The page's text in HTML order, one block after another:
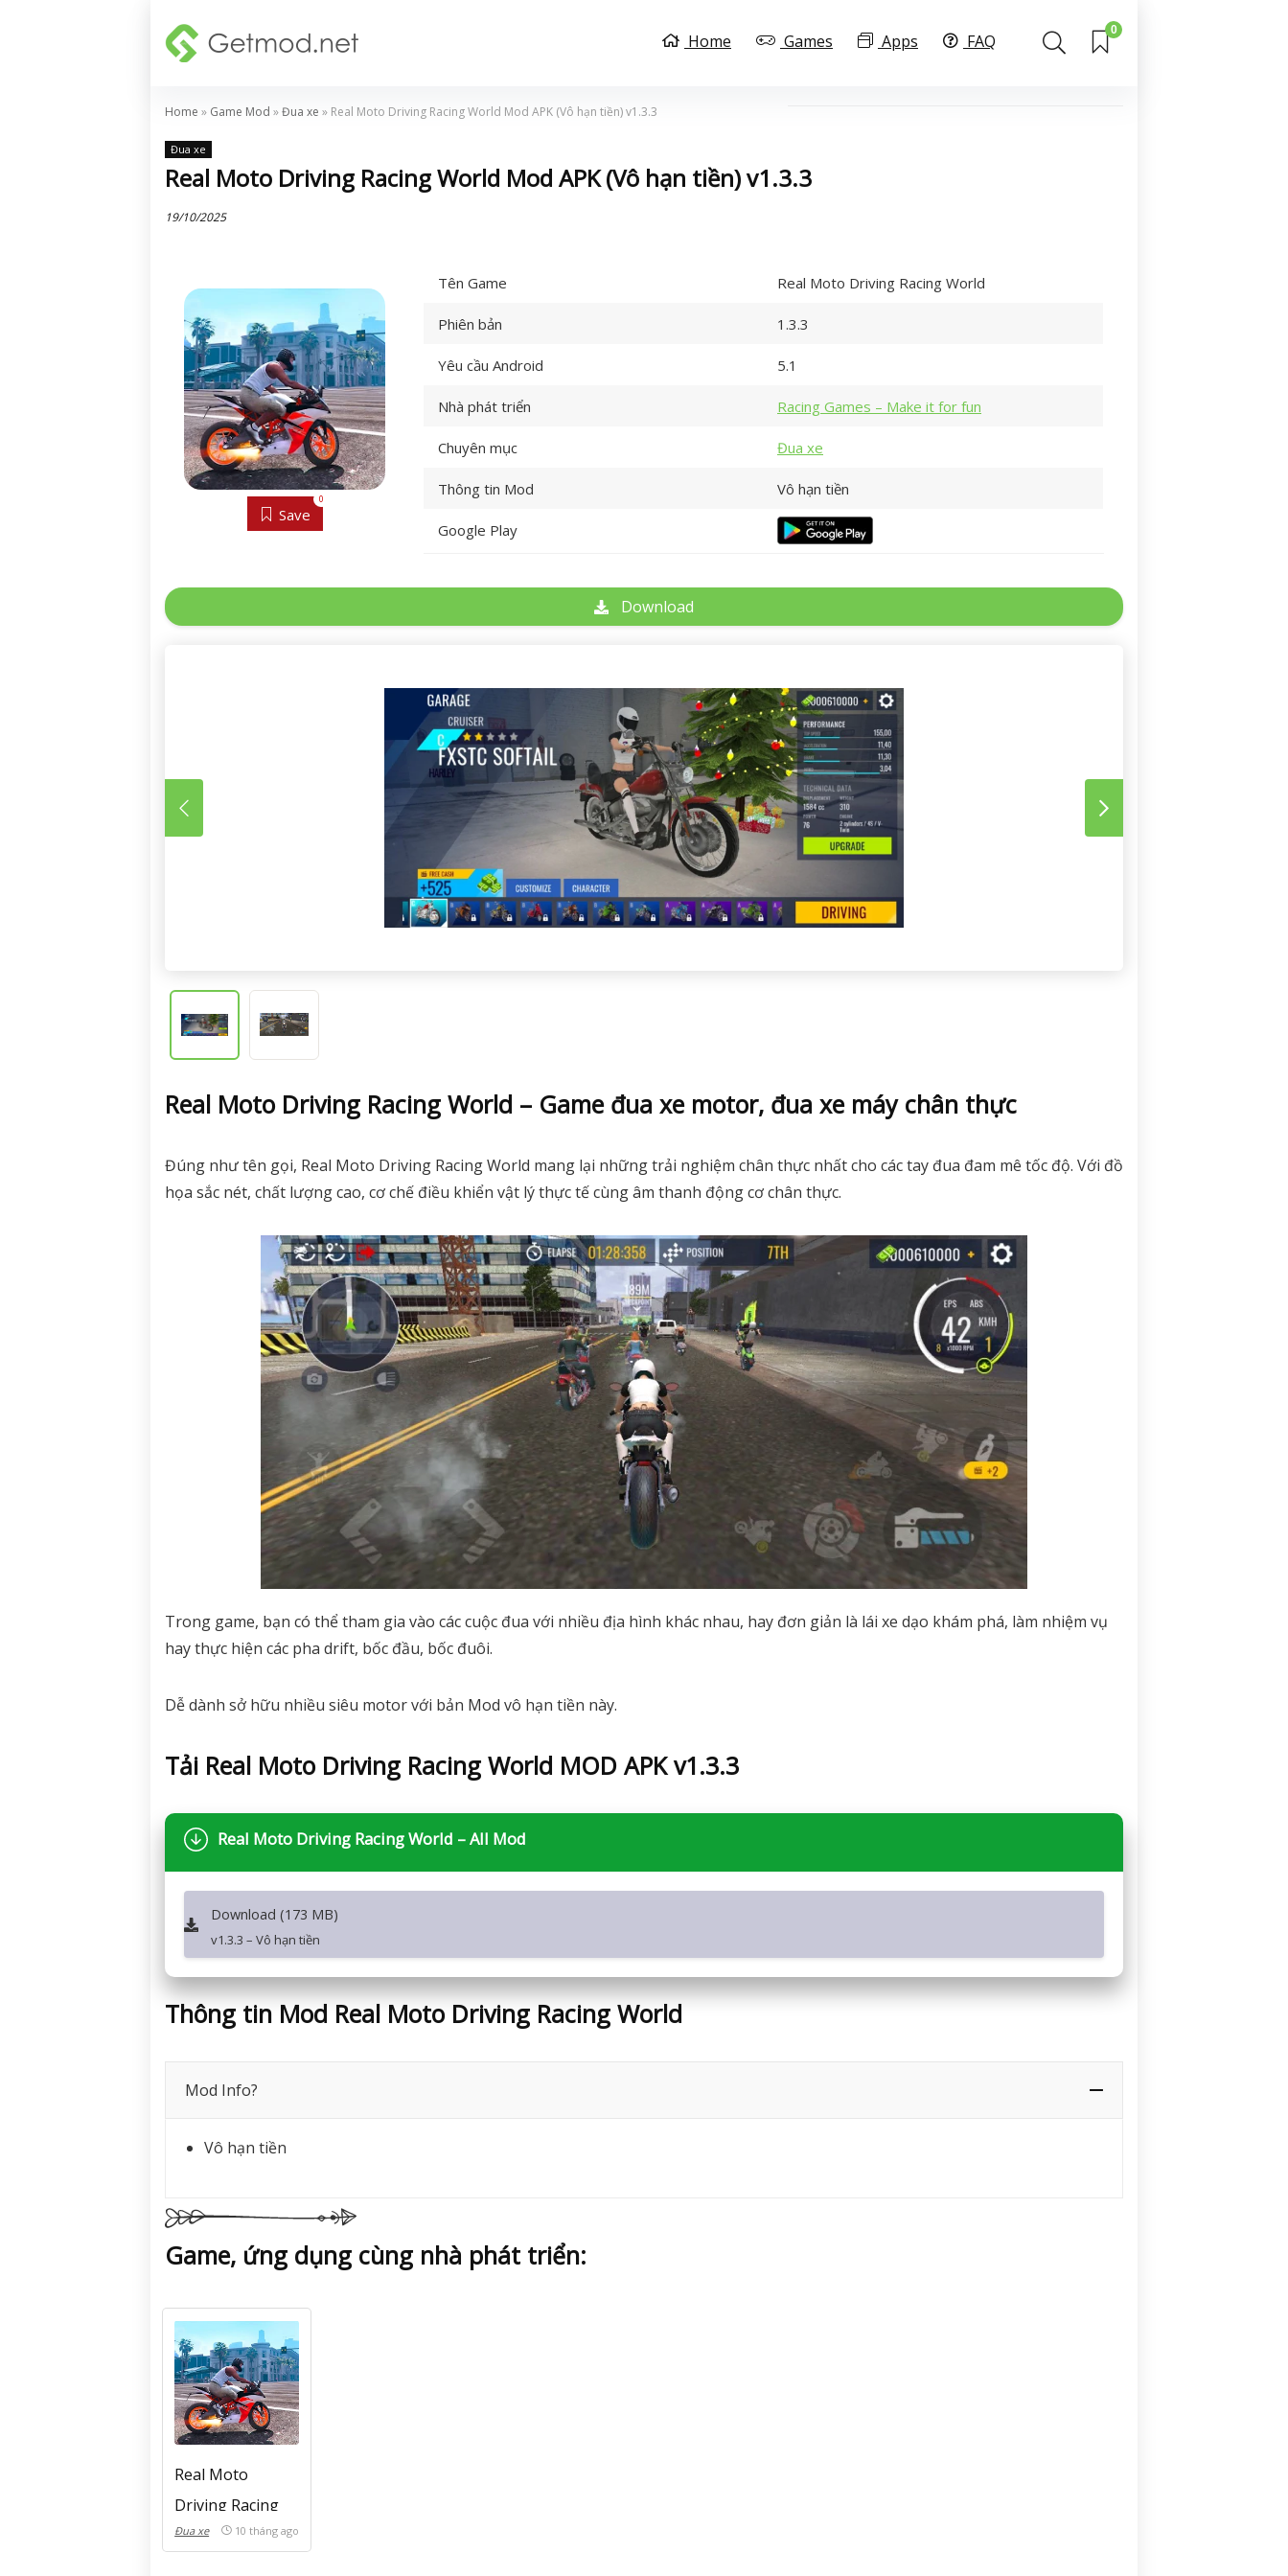
Home Games Apps FAQ
0
Home » Game Mod »Đua xe » Real Moto Driving Racing World Mod APK (Vô hạn tiền) v1.3.3
Đua xe
Real Moto Driving Racing World Mod APK (Vô hạn tiền) v1.3.3
19/10/2025
Save
0
Tên Game Real Moto Driving Racing World
Phiên bản 1.3.3
Yêu cầu Android 5.1
Nhà phát triển Racing Games – Make it for fun
Chuyên mục Đua xe
Thông tin Mod Vô hạn tiền
Google Play
Download
Real Moto Driving Racing World – Game đua xe motor, đua xe máy chân thực
Đúng như tên gọi, Real Moto Driving Racing World mang lại những trải nghiệm chân thực nhất cho các tay đua đam mê tốc độ. Với đồ
họa sắc nét, chất lượng cao, cơ chế điều khiển vật lý thực tế cùng âm thanh động cơ chân thực.
Trong game, bạn có thể tham gia vào các cuộc đua với nhiều địa hình khác nhau, hay đơn giản là lái xe dạo khám phá, làm nhiệm vụ
hay thực hiện các pha drift, bốc đầu, bốc đuôi.
Dễ dành sở hữu nhiều siêu motor với bản Mod vô hạn tiền này.
Tải Real Moto Driving Racing World MOD APK v1.3.3
Real Moto Driving Racing World – All Mod
Download (173 MB)
v1.3.3 – Vô hạn tiền
Thông tin Mod Real Moto Driving Racing World
Mod Info?
Vô hạn tiền
Game, ứng dụng cùng nhà phát triển:
Real Moto
Driving Racing
World Mod APK
Đua xe 10 tháng ago